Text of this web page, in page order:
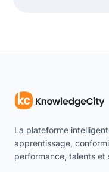
La plateforme
apprentissage,
performance, talents et